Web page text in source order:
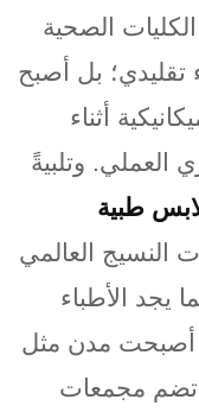
الصحية
تقليدي؛ بل أصبح
أثناء
العملي. وتلبيةً
طبية
النسيج العالمي
يجد الأطباء
أصبحت مدن مثل
تضم مجمعات